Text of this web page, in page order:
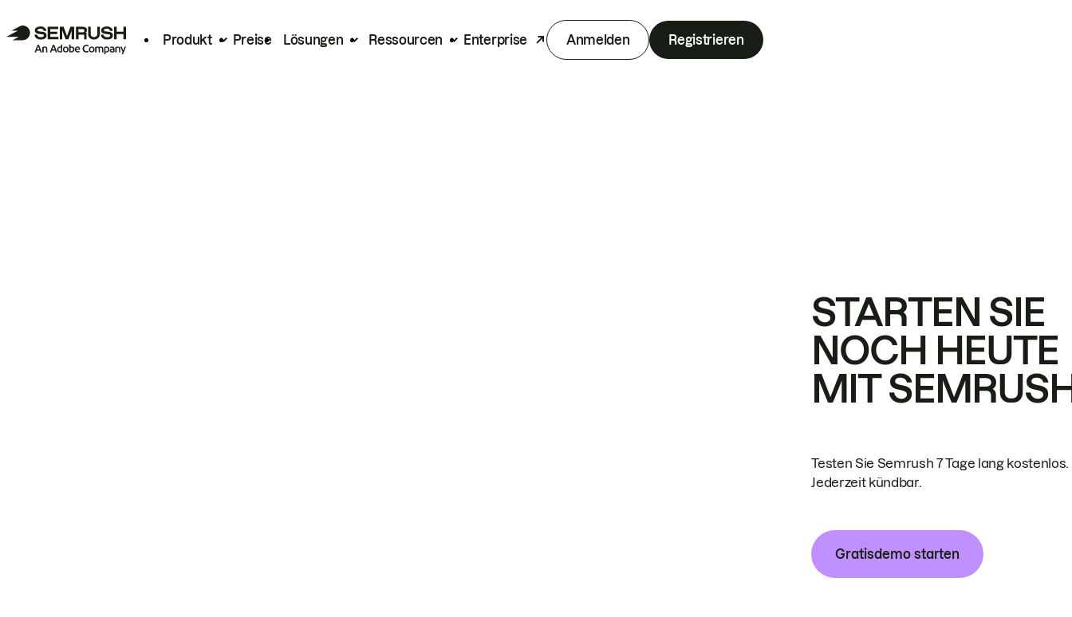
Produkt Preise Lösungen Ressourcen Enterprise Anmelden Registrieren
STARTEN SIE
NOCH HEUTE
MIT
Testen Sie Semrush 7 Tage lang kostenlos.
Jederzeit kündbar.
Gratisdemo starten